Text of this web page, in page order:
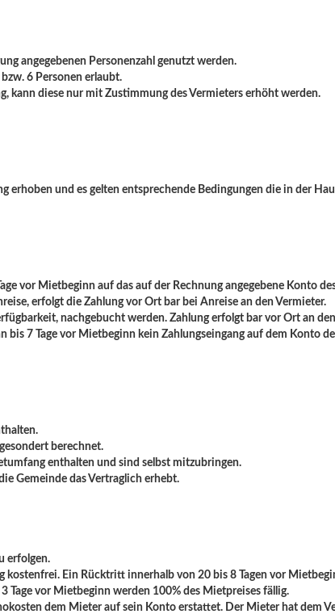
angegebenen Personenzahl genutzt werden.
6 Personen erlaubt.
kann diese nur mit Zustimmung des Vermieters erhöht werden.
erhoben und es gelten entsprechende Bedingungen die in der
vor Mietbeginn auf das auf der Rechnung angegebene Konto
erfolgt die Zahlung vor Ort bar bei Anreise an den Vermieter.
nachgebucht werden. Zahlung erfolgt bar vor Ort an
7 Tage vor Mietbeginn kein Zahlungseingang auf dem Konto
berechnet.
enthalten und sind selbst mitzubringen.
Gemeinde das Vertraglich erhebt.
erfolgen.
Ein Rücktritt innerhalb von 20 bis 8 Tagen vor
Tage vor Mietbeginn werden 100% des Mietpreises fällig.
dem Mieter auf sein Konto erstattet. Der Mieter hat dem